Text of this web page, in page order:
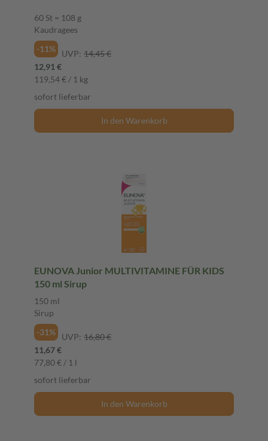
60 St = 108 g
Kaudragees
-11%
UVP: 14,45 €
12,91 €
119,54 € / 1 kg
sofort lieferbar
In den Warenkorb
EUNOVA Junior MULTIVITAMINE FÜR KIDS
150 ml Sirup
150 ml
Sirup
-31%
UVP: 16,80 €
11,67 €
77,80 € / 1 l
sofort lieferbar
In den Warenkorb